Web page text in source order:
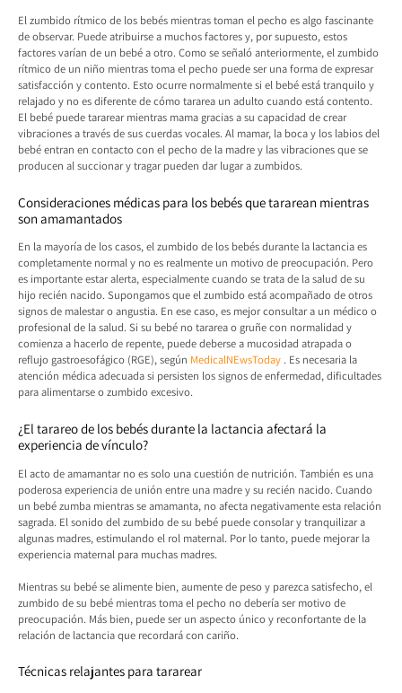
El zumbido rítmico de los bebés mientras toman el pecho es algo fascinante
de observar. Puede atribuirse a muchos factores y, por supuesto, estos
factores varían de un bebé a otro. Como se señaló anteriormente, el zumbido
rítmico de un niño mientras toma el pecho puede ser una forma de expresar
satisfacción y contento. Esto ocurre normalmente si el bebé está tranquilo y
relajado y no es diferente de cómo tararea un adulto cuando está contento.
El bebé puede tararear mientras mama gracias a su capacidad de crear
vibraciones a través de sus cuerdas vocales. Al mamar, la boca y los labios del
bebé entran en contacto con el pecho de la madre y las vibraciones que se
producen al succionar y tragar pueden dar lugar a zumbidos.
Consideraciones médicas para los bebés que tararean mientras
son amamantados
En la mayoría de los casos, el zumbido de los bebés durante la lactancia es
completamente normal y no es realmente un motivo de preocupación. Pero
es importante estar alerta, especialmente cuando se trata de la salud de su
hijo recién nacido. Supongamos que el zumbido está acompañado de otros
signos de malestar o angustia. En ese caso, es mejor consultar a un médico o
profesional de la salud. Si su bebé no tararea o gruñe con normalidad y
comienza a hacerlo de repente, puede deberse a mucosidad atrapada o
reflujo gastroesofágico (RGE), según MedicalNEwsToday . Es necesaria la
atención médica adecuada si persisten los signos de enfermedad, dificultades
para alimentarse o zumbido excesivo.
¿El tarareo de los bebés durante la lactancia afectará la
experiencia de vínculo?
El acto de amamantar no es solo una cuestión de nutrición. También es una
poderosa experiencia de unión entre una madre y su recién nacido. Cuando
un bebé zumba mientras se amamanta, no afecta negativamente esta relación
sagrada. El sonido del zumbido de su bebé puede consolar y tranquilizar a
algunas madres, estimulando el rol maternal. Por lo tanto, puede mejorar la
experiencia maternal para muchas madres.
Mientras su bebé se alimente bien, aumente de peso y parezca satisfecho, el
zumbido de su bebé mientras toma el pecho no debería ser motivo de
preocupación. Más bien, puede ser un aspecto único y reconfortante de la
relación de lactancia que recordará con cariño.
Técnicas relajantes para tararear